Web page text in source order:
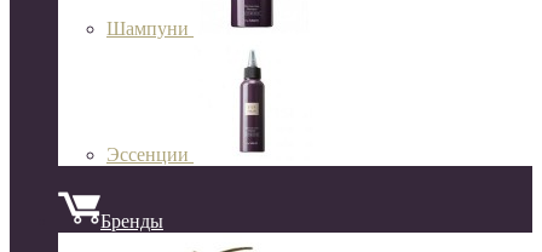
Шампуни
Эссенции
Бренды